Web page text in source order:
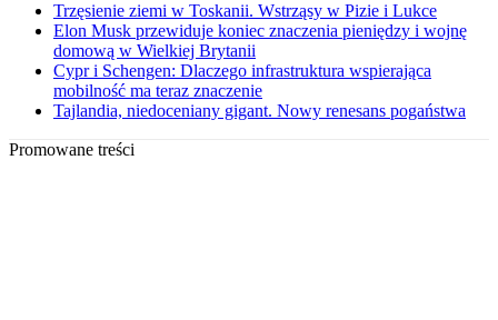
Trzęsienie ziemi w Toskanii. Wstrząsy w Pizie i Lukce
Elon Musk przewiduje koniec znaczenia pieniędzy i wojnę
domową w Wielkiej Brytanii
Cypr i Schengen: Dlaczego infrastruktura wspierająca
mobilność ma teraz znaczenie
Tajlandia, niedoceniany gigant. Nowy renesans pogaństwa
Promowane treści